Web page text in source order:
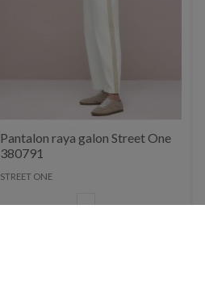
Pantalon raya galon Street One
380791
STREET ONE